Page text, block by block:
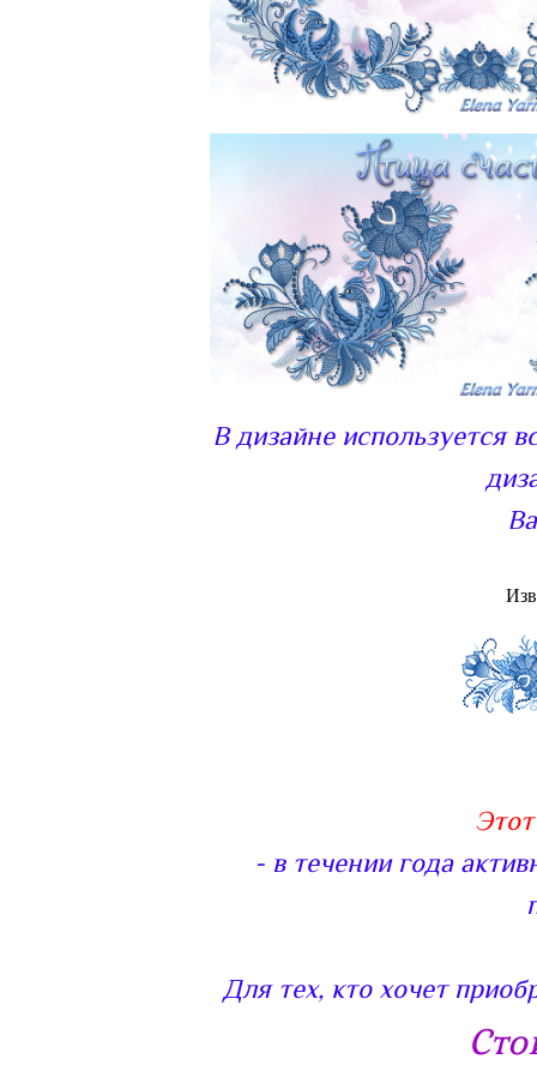
В дизайне используется
- в течении года
Для тех, кто хочет